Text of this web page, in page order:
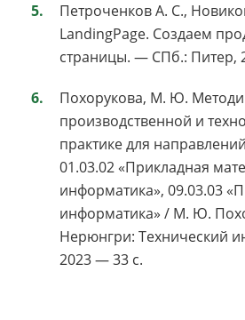
Петроченков А. С.,
LandingPage. Создаем
страницы. — СПб.: Питер,
Похорукова, М. Ю.
производственной и
практике для
01.03.02 «Прикладная
информатика», 09.03.03
информатика» / М. Ю.
Нерюнгри: Технический
2023 — 33 с.